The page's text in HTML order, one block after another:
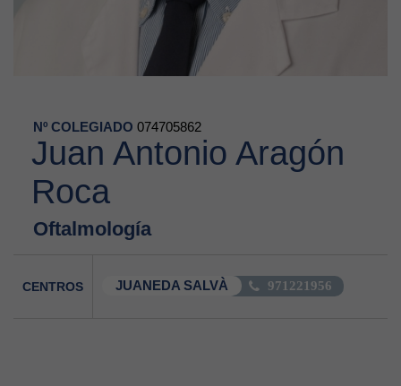
Nº COLEGIADO 074705862
Juan Antonio Aragón
Roca
Oftalmología
CENTROS JUANEDA SALVÀ 971221956